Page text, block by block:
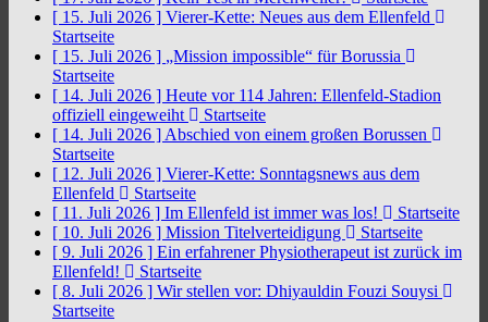
[ 15. Juli 2026 ] Vierer-Kette: Neues aus dem Ellenfeld
Startseite
[ 15. Juli 2026 ] „Mission impossible“ für Borussia
Startseite
[ 14. Juli 2026 ] Heute vor 114 Jahren: Ellenfeld-Stadion
offiziell eingeweiht
Startseite
[ 14. Juli 2026 ] Abschied von einem großen Borussen
Startseite
[ 12. Juli 2026 ] Vierer-Kette: Sonntagsnews aus dem
Ellenfeld
Startseite
[ 11. Juli 2026 ] Im Ellenfeld ist immer was los!
Startseite
[ 10. Juli 2026 ] Mission Titelverteidigung
Startseite
[ 9. Juli 2026 ] Ein erfahrener Physiotherapeut ist zurück im
Ellenfeld!
Startseite
[ 8. Juli 2026 ] Wir stellen vor: Dhiyauldin Fouzi Souysi
Startseite